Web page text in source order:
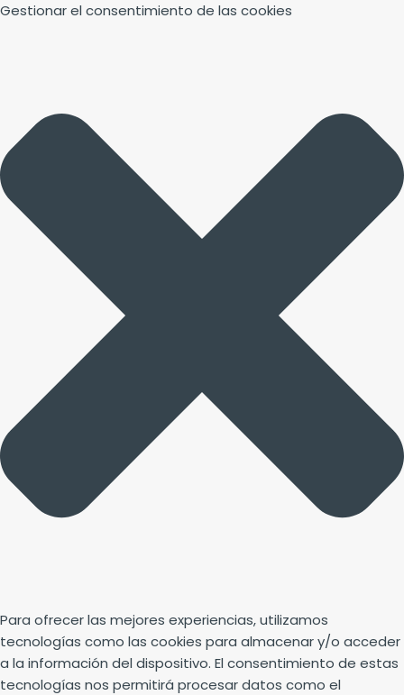
Gestionar el consentimiento de las cookies
Para ofrecer las mejores experiencias, utilizamos
tecnologías como las cookies para almacenar y/o acceder
a la información del dispositivo. El consentimiento de estas
tecnologías nos permitirá procesar datos como el